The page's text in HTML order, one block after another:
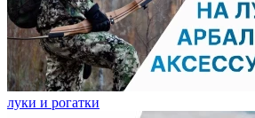
луки и рогатки